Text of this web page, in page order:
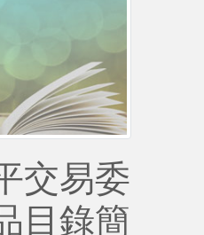
交易委
目錄簡